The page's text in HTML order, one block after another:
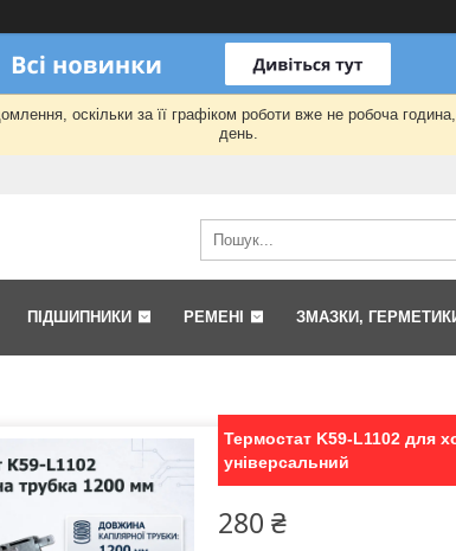
оскільки за її графіком роботи вже не робоча
день.
ПІДШИПНИКИ РЕМЕНІ ЗМАЗКИ,
Термостат K59-L1102 для
універсальний
280 ₴